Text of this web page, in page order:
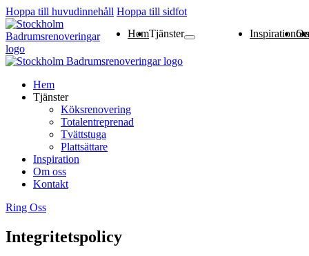
Hoppa till huvudinnehåll Hoppa till sidfot
HemTjänsterKöksrenovering
Totalentreprenad
Tvättstuga
Plattsättare InspirationOm oss
Hem
Tjänster
Köksrenovering
Totalentreprenad
Tvättstuga
Plattsättare
Inspiration
Om oss
Kontakt
Ring Oss
Integritetspolicy